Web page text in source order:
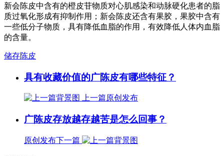
新会陈皮中含有的橙皮苷物质对心肌感染和动脉硬化患者的脂
质过氧化形成有抑制作用；新会陈皮还含有果胶，果胶中含有
一些低分子物质，具有降低血脂的作用，有效降低人体内血脂
的含量。
储存陈皮
具有收藏价值的广陈皮有哪些特征？
上一篇原创发布
广陈皮存放越存越苦是怎么回事？
原创发布下一篇